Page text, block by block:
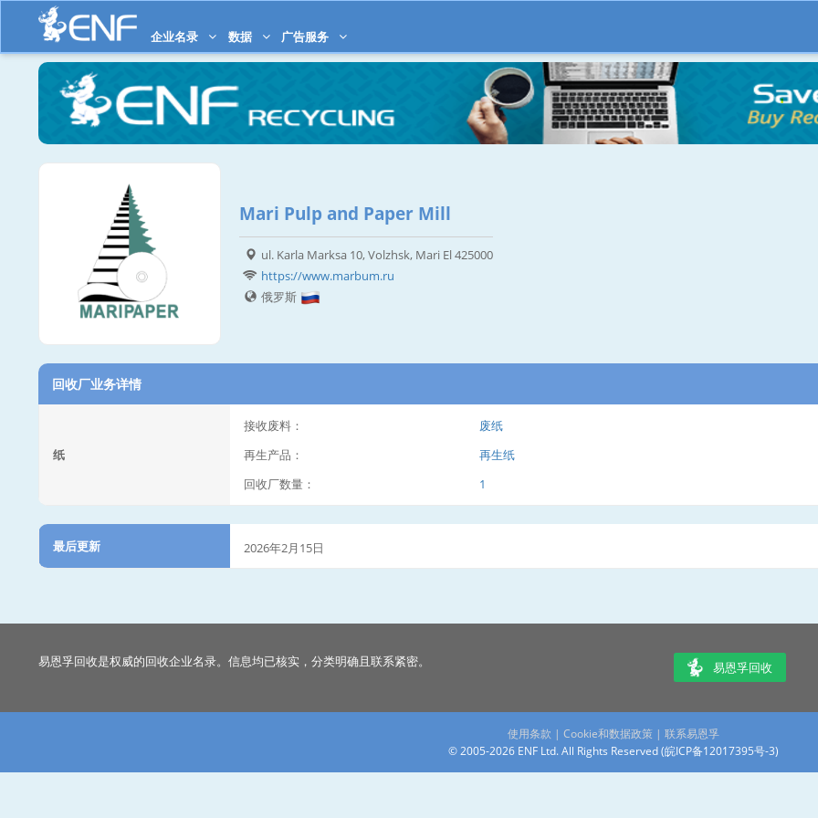
企业名录 数据 广告服务
Mari Pulp and Paper Mill
ul. Karla Marksa 10, Volzhsk, Mari El 425000
https://www.marbum.ru
俄罗斯
回收厂业务详情
纸
接收废料：
废纸
再生产品：
再生纸
回收厂数量：
1
最后更新 2026年2月15日
易恩孚回收是权威的回收企业名录。信息均已核实，分类明确且联系紧密。 易恩孚回收
使用条款 | Cookie和数据政策 | 联系易恩孚
© 2005-2026 ENF Ltd. All Rights Reserved (皖ICP备12017395号-3)